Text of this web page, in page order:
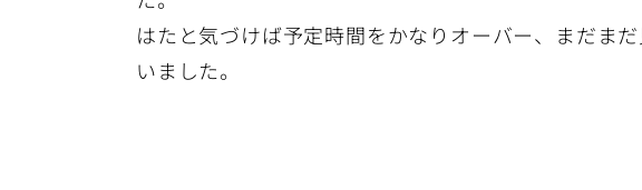
はたと気づけば予定時間をかなりオーバー、まだま
いました。